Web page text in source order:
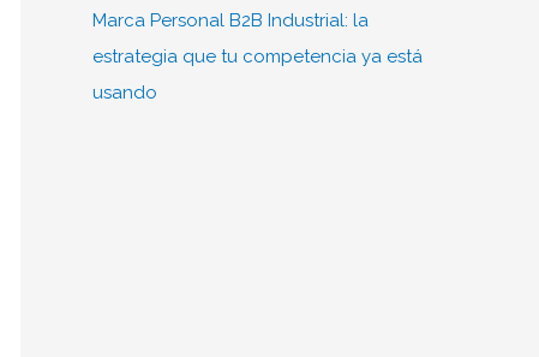
Marca Personal B2B Industrial: la
estrategia que tu competencia ya está
usando